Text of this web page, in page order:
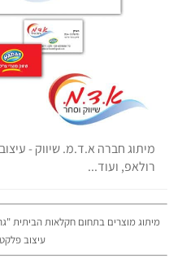
מיתוג חברה א.ד.מ. שיווק -
רולאפ, ועוד...
מיתוג מוצרים בתחום חקלאות הביתית
עיצוב